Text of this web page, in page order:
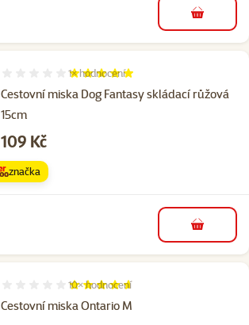
do košíku
Cestovní miska Dog Fantasy skládací růžová
15cm
Hodnocení 100%, počet hodnocení: 1
1×hodnocení
Cena
109 Kč
značka
do košíku
Cestovní miska Ontario M
Hodnocení 92%, počet hodnocení: 10
10×hodnocení